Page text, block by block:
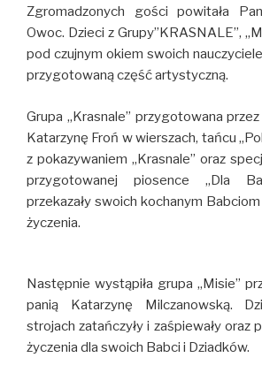
Zgromadzonych gości powitała
Owoc. Dzieci z Grupy”KRASNALE”,
pod czujnym okiem swoich
przygotowaną część artystyczną.
Grupa „Krasnale” przygotowana
Katarzynę Froń w wierszach, tańcu
z pokazywaniem „Krasnale” oraz
przygotowanej piosence „Dla
przekazały swoich kochanym
życzenia.
Następnie wystąpiła grupa „Misie”
panią Katarzynę Milczanowską.
strojach zatańczyły i zaśpiewały oraz
życzenia dla swoich Babci i Dziadków.